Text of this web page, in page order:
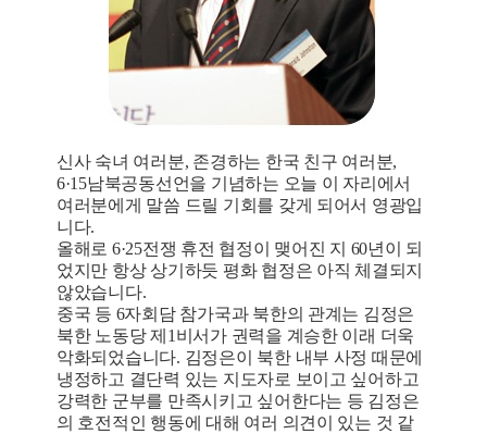
신사 숙녀 여러분, 존경하는 한국 친구 여러분,
6·15남북공동선언을 기념하는 오늘 이 자리에서
여러분에게 말씀 드릴 기회를 갖게 되어서 영광입
니다.
올해로 6·25전쟁 휴전 협정이 맺어진 지 60년이 되
었지만 항상 상기하듯 평화 협정은 아직 체결되지
않았습니다.
중국 등 6자회담 참가국과 북한의 관계는 김정은
북한 노동당 제1비서가 권력을 계승한 이래 더욱
악화되었습니다. 김정은이 북한 내부 사정 때문에
냉정하고 결단력 있는 지도자로 보이고 싶어하고
강력한 군부를 만족시키고 싶어한다는 등 김정은
의 호전적인 행동에 대해 여러 의견이 있는 것 같